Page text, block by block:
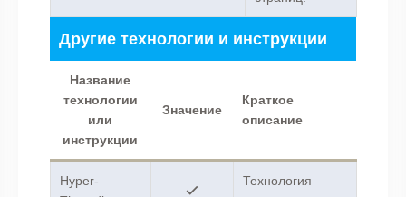
Другие технологии и инструкции
Название
технологии
или
инструкции
Значение
Краткое
описание
Hyper-
Технология